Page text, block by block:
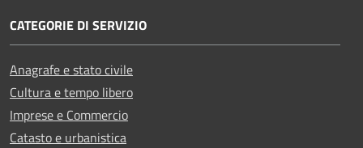
CATEGORIE DI SERVIZIO
Anagrafe e stato civile
Cultura e tempo libero
Imprese e Commercio
Catasto e urbanistica